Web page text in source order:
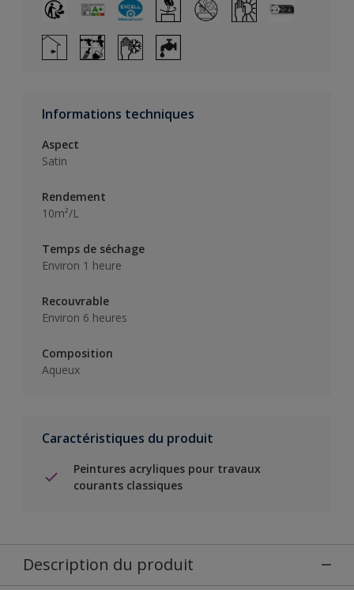
Informations techniques
Aspect
Satin
Rendement
10m²/L
Temps de séchage
Environ 1 heure
Recouvrable
Environ 6 heures
Composition
Aqueux
Caractéristiques du produit
Peintures acryliques pour travaux
courants classiques
Description du produit